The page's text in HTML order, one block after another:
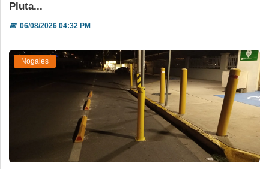
Pluta...
📅06/08/2026 04:32 PM
Nogales